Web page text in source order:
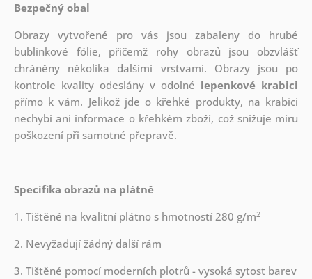
Bezpečný obal
Obrazy vytvořené pro vás jsou zabaleny do hrubé
bublinkové fólie, přičemž rohy obrazů jsou obzvlášť
chráněny několika dalšími vrstvami. Obrazy jsou po
kontrole kvality odeslány v odolné lepenkové krabici
přímo k vám. Jelikož jde o křehké produkty, na krabici
nechybí ani informace o křehkém zboží, což snižuje míru
poškození při samotné přepravě.
Specifika obrazů na plátně
1. Tištěné na kvalitní plátno s hmotností 280 g/m2
2. Nevyžadují žádný další rám
3. Tištěné pomocí moderních plotrů - vysoká sytost barev